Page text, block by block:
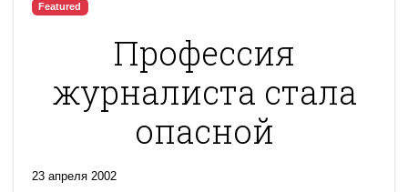
Featured
Профессия
журналиста стала
опасной
23 апреля 2002